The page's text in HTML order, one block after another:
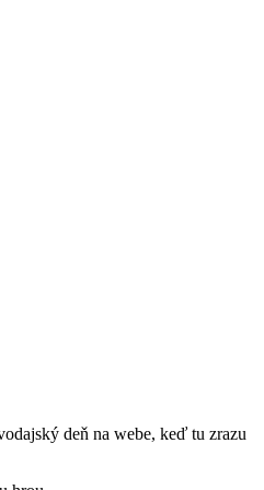
deň na webe, keď tu zrazu